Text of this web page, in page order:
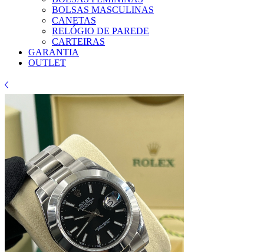
BOLSAS MASCULINAS
CANETAS
RELÓGIO DE PAREDE
CARTEIRAS
GARANTIA
OUTLET